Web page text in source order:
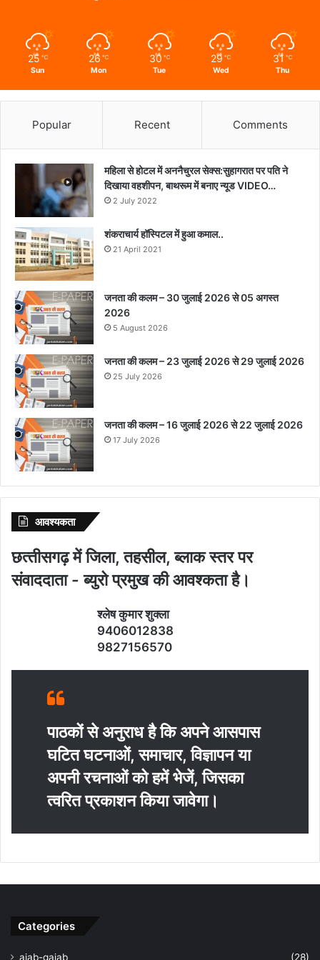
25 ℃
Sun
26 ℃
Mon
30 ℃
Tue
29 ℃
Wed
31 ℃
Thu
Popular Recent Comments
महिला से होटल में अननैचुरल सेक्स:सुहागरात पर पति ने
दिखाया वहशीपन, बाथरूम में बनाए न्यूड VIDEO…
2 July 2022
शंकराचार्य हॉस्पिटल में हुआ कमाल..
21 April 2021
जनता की कलम – 30 जुलाई 2026 से 05 अगस्त
2026
5 August 2026
जनता की कलम – 23 जुलाई 2026 से 29 जुलाई 2026
25 July 2026
जनता की कलम – 16 जुलाई 2026 से 22 जुलाई 2026
17 July 2026
आवश्‍यकता
छत्‍तीसगढ़ में जिला, तहसील, ब्‍लाक स्‍तर पर
संवाददाता - ब्‍युरो प्रमुख की आवश्‍कता है।
श्‍लेष कुमार शुक्‍ला
9406012838
9827156570
पाठकों से अनुराध है कि अपने आसपास
घटित घटनाओं, समाचार, विज्ञापन या
अपनी रचनाओं को हमें भेजें, जिसका
त्‍वरित प्रकाशन किया जावेगा।
Categories
ajab-gajab (28)